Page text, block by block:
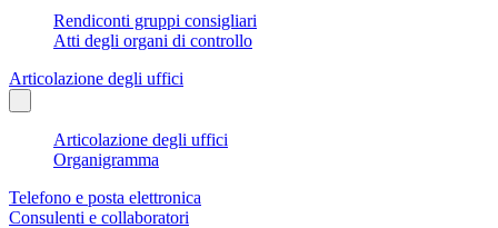
Rendiconti gruppi consigliari
Atti degli organi di controllo
Articolazione degli uffici
Articolazione degli uffici
Organigramma
Telefono e posta elettronica
Consulenti e collaboratori